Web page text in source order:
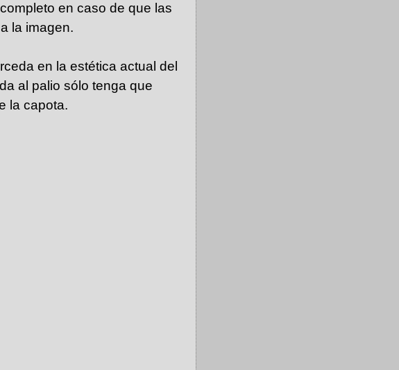
en caso de que las
la imagen.
en la estética actual del
al palio sólo tenga que
la capota.